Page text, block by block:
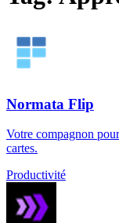
Normata Flip
Votre compagnon
cartes.
Productivité